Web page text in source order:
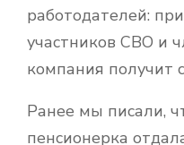
работодателей:
участников СВО и
компания получит
Ранее мы писали,
пенсионерка